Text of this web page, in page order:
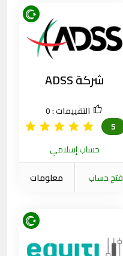
شركة ADSS
التقييمات :0
5
حساب إسلامي
فتح حساب
معلومات